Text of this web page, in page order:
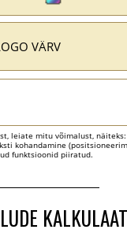
VÄRV
leiate mitu võimalust,
kohandamine
funktsioonid piiratud.